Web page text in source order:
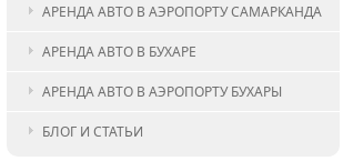
АРЕНДА АВТО В АЭРОПОРТУ САМАРКАНДА
АРЕНДА АВТО В БУХАРЕ
АРЕНДА АВТО В АЭРОПОРТУ БУХАРЫ
БЛОГ И СТАТЬИ